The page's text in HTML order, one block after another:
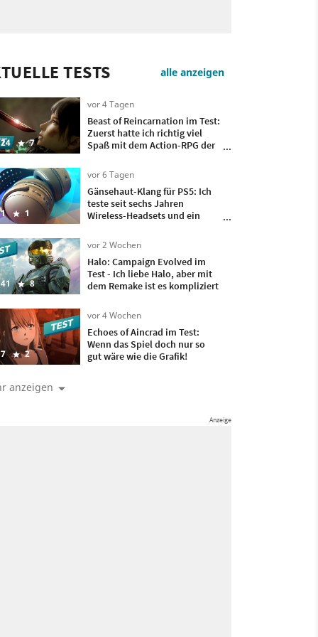
TESTS alle anzeigen
7
vor 4 Tagen
Beast of Reincarnation im Test:
Zuerst hatte ich richtig viel
Spaß mit dem Action-RPG der
irgendwann wollte ich nur
noch, dass es vorbei ist
1
vor 6 Tagen
Gänsehaut-Klang für PS5: Ich
teste seit sechs Jahren
Wireless-Headsets und ein
auf meinem Kopf
8
vor 2 Wochen
Halo: Campaign Evolved im
Test - Ich liebe Halo, aber mit
dem Remake ist es kompliziert
2
vor 4 Wochen
Echoes of Aincrad im Test:
Wenn das Spiel doch nur so
gut wäre wie die Grafik!
anzeigen